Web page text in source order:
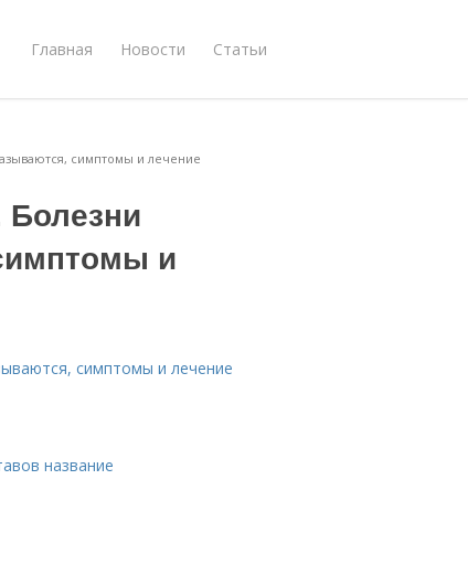
Главная Новости Статьи
симптомы и лечение
Болезни
и
симптомы и лечение
название